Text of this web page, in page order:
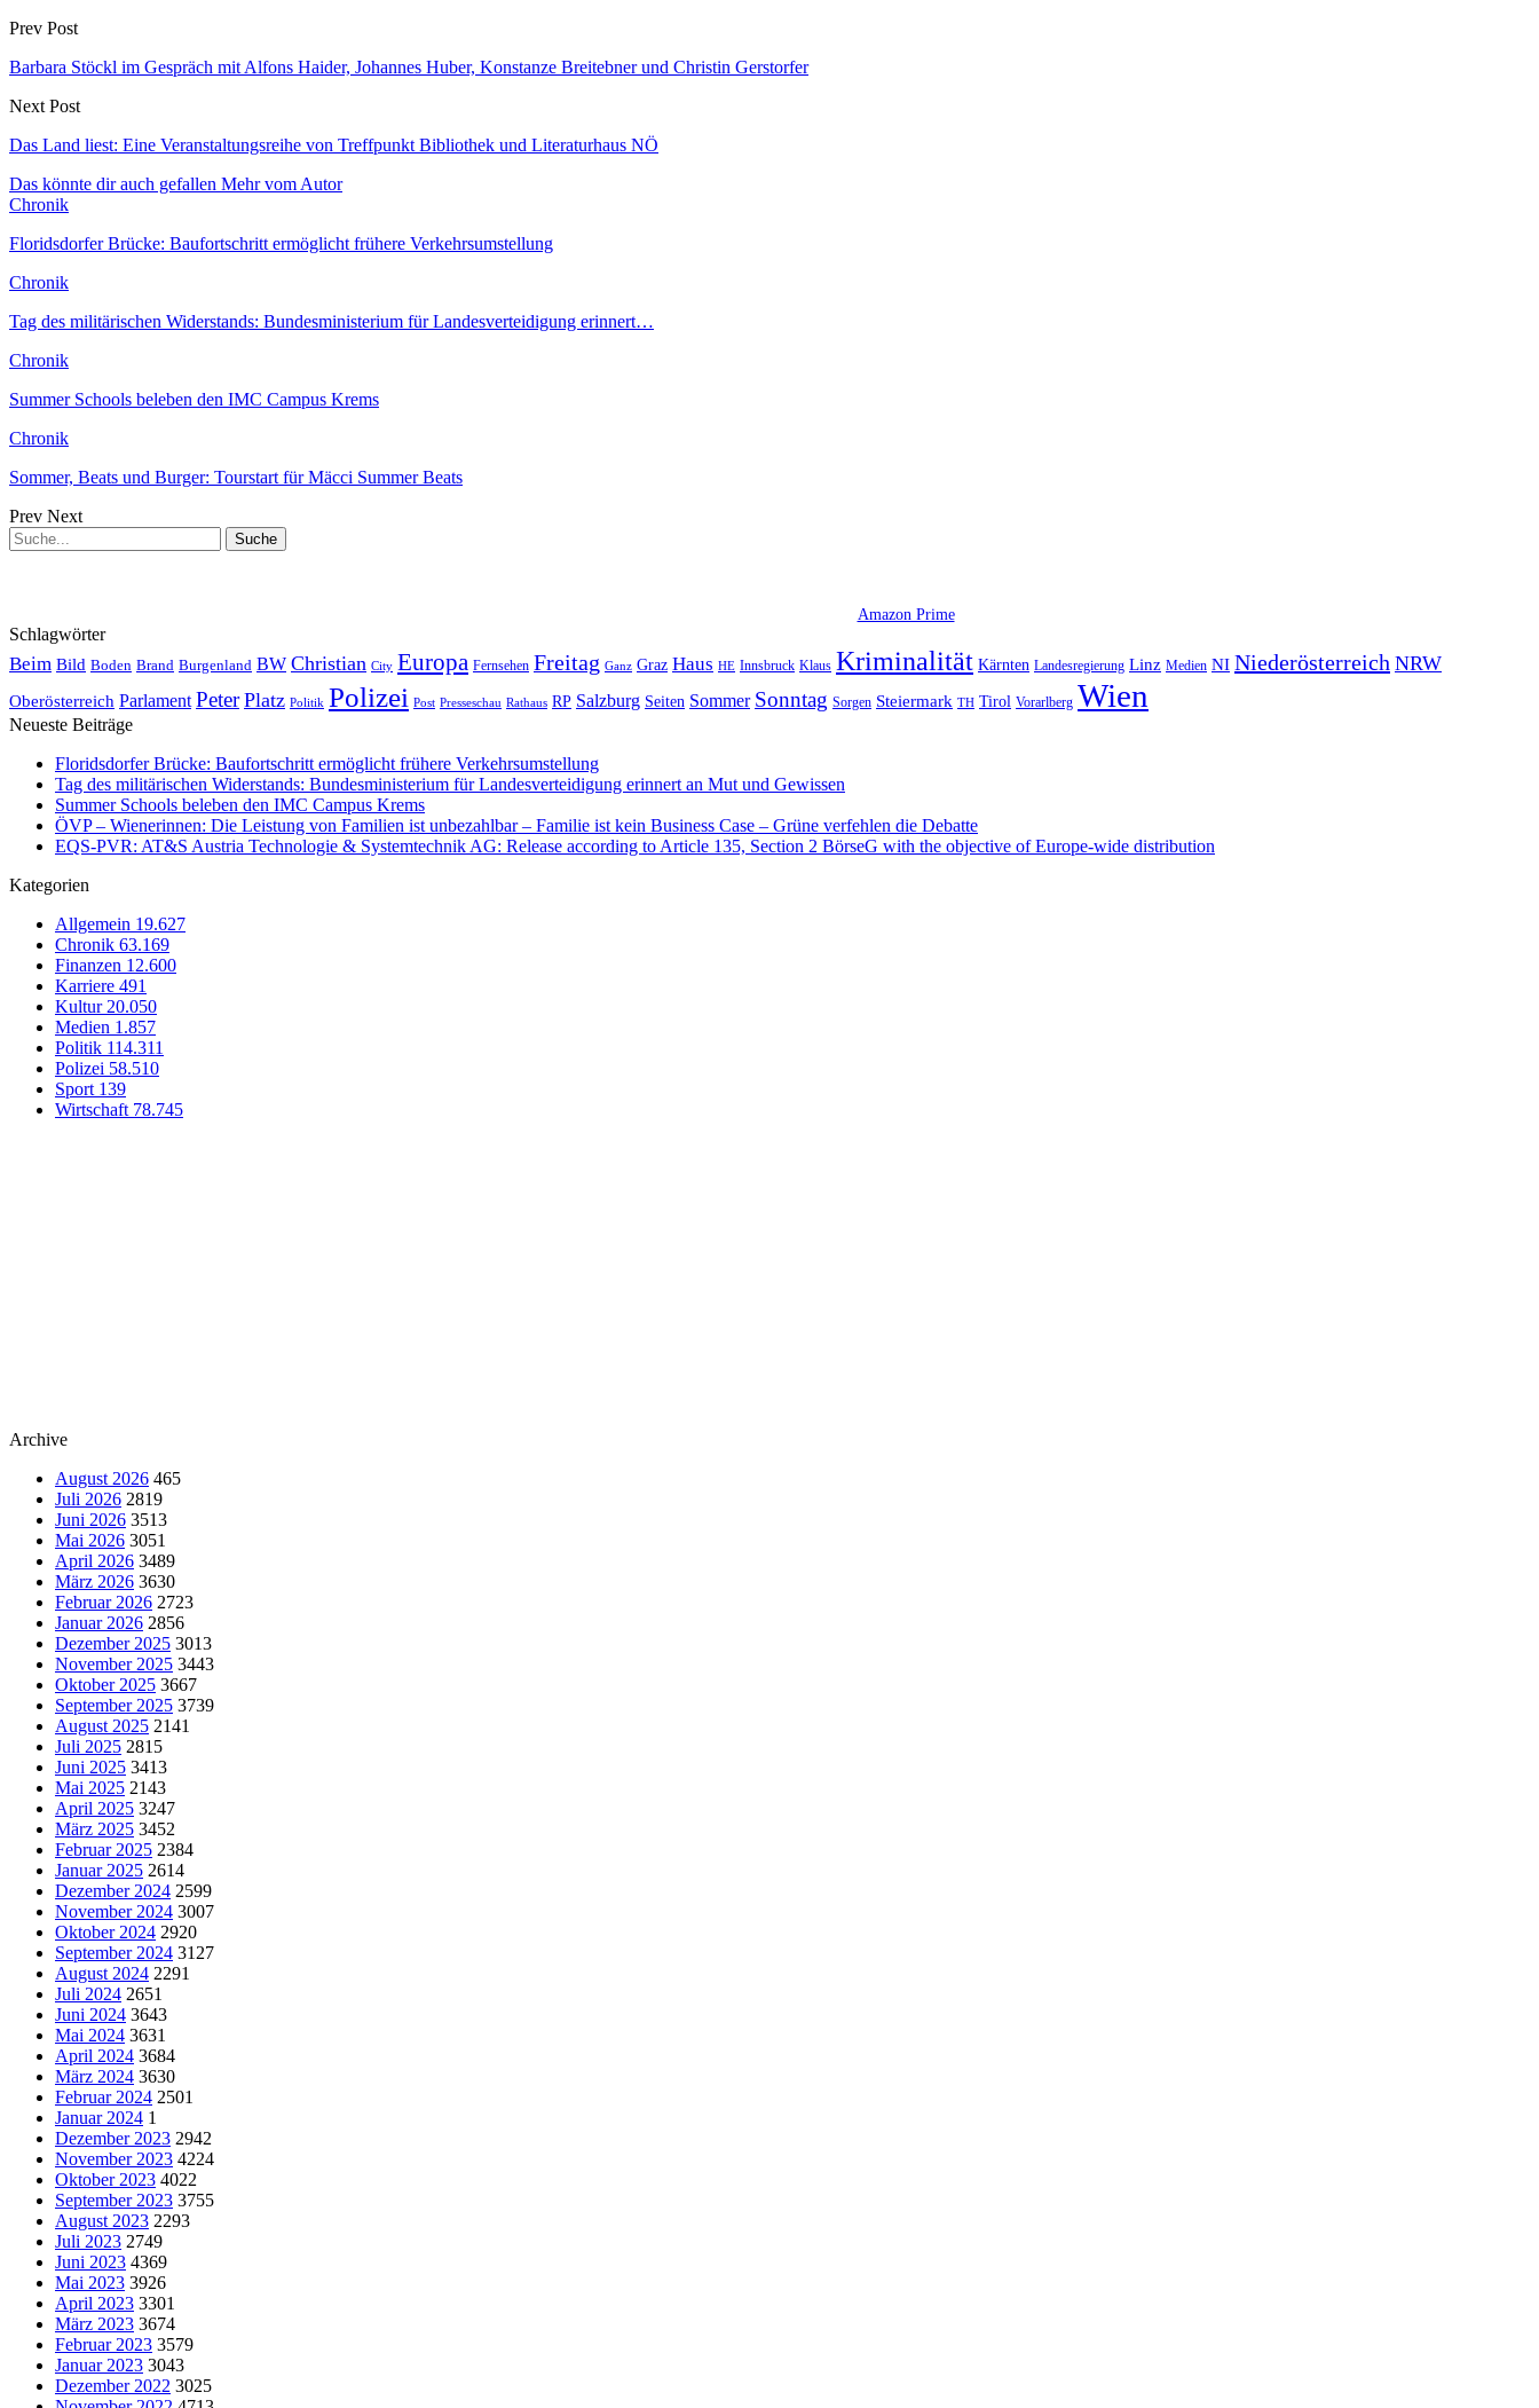
Prev Post
Barbara Stöckl im Gespräch mit Alfons Haider, Johannes Huber, Konstanze Breitebner und Christin Gerstorfer
Next Post
Das Land liest: Eine Veranstaltungsreihe von Treffpunkt Bibliothek und Literaturhaus NÖ
Das könnte dir auch gefallen Mehr vom Autor
Chronik
Floridsdorfer Brücke: Baufortschritt ermöglicht frühere Verkehrsumstellung
Chronik
Tag des militärischen Widerstands: Bundesministerium für Landesverteidigung erinnert…
Chronik
Summer Schools beleben den IMC Campus Krems
Chronik
Sommer, Beats und Burger: Tourstart für Mäcci Summer Beats
Prev Next
Amazon Prime
Schlagwörter
Beim Bild Boden Brand Burgenland BW Christian City Europa Fernsehen Freitag Ganz Graz Haus HE Innsbruck Klaus Kriminalität Kärnten Landesregierung Linz Medien NI Niederösterreich NRW
Oberösterreich Parlament Peter Platz Politik Polizei Post Presseschau Rathaus RP Salzburg Seiten Sommer Sonntag Sorgen Steiermark TH Tirol Vorarlberg Wien
Neueste Beiträge
Floridsdorfer Brücke: Baufortschritt ermöglicht frühere Verkehrsumstellung
Tag des militärischen Widerstands: Bundesministerium für Landesverteidigung erinnert an Mut und Gewissen
Summer Schools beleben den IMC Campus Krems
ÖVP – Wienerinnen: Die Leistung von Familien ist unbezahlbar – Familie ist kein Business Case – Grüne verfehlen die Debatte
EQS-PVR: AT&S Austria Technologie & Systemtechnik AG: Release according to Article 135, Section 2 BörseG with the objective of Europe-wide distribution
Kategorien
Allgemein 19.627
Chronik 63.169
Finanzen 12.600
Karriere 491
Kultur 20.050
Medien 1.857
Politik 114.311
Polizei 58.510
Sport 139
Wirtschaft 78.745
Archive
August 2026 465
Juli 2026 2819
Juni 2026 3513
Mai 2026 3051
April 2026 3489
März 2026 3630
Februar 2026 2723
Januar 2026 2856
Dezember 2025 3013
November 2025 3443
Oktober 2025 3667
September 2025 3739
August 2025 2141
Juli 2025 2815
Juni 2025 3413
Mai 2025 2143
April 2025 3247
März 2025 3452
Februar 2025 2384
Januar 2025 2614
Dezember 2024 2599
November 2024 3007
Oktober 2024 2920
September 2024 3127
August 2024 2291
Juli 2024 2651
Juni 2024 3643
Mai 2024 3631
April 2024 3684
März 2024 3630
Februar 2024 2501
Januar 2024 1
Dezember 2023 2942
November 2023 4224
Oktober 2023 4022
September 2023 3755
August 2023 2293
Juli 2023 2749
Juni 2023 4369
Mai 2023 3926
April 2023 3301
März 2023 3674
Februar 2023 3579
Januar 2023 3043
Dezember 2022 3025